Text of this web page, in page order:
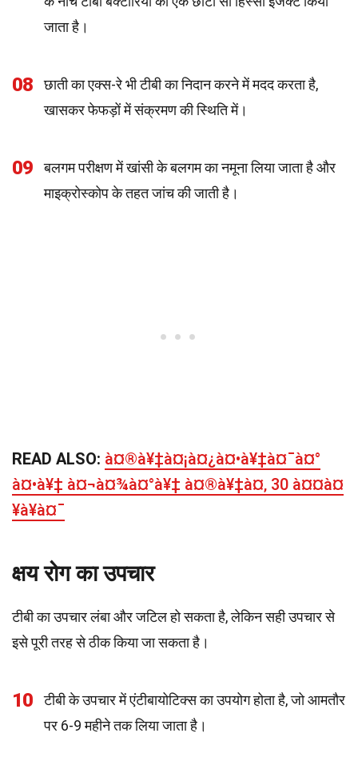
जाता है।
08
छाती का एक्स-रे भी टीबी का निदान करने में मदद करता है,
खासकर फेफड़ों में संक्रमण की स्थिति में।
09
बलगम परीक्षण में खांसी के बलगम का नमूना लिया जाता है और
माइक्रोस्कोप के तहत जांच की जाती है।
READ ALSO: à¤®à¥‡à¤¡à¤¿à¤•à¥‡à¤¯à¤°
à¤•à¥‡ à¤¬à¤¾à¤°à¥‡ à¤®à¥‡à¤‚ 30 à¤¤à¤
¥à¥à¤¯
क्षय रोग का उपचार
टीबी का उपचार लंबा और जटिल हो सकता है, लेकिन सही उपचार से
इसे पूरी तरह से ठीक किया जा सकता है।
10
टीबी के उपचार में एंटीबायोटिक्स का उपयोग होता है, जो आमतौर
पर 6-9 महीने तक लिया जाता है।